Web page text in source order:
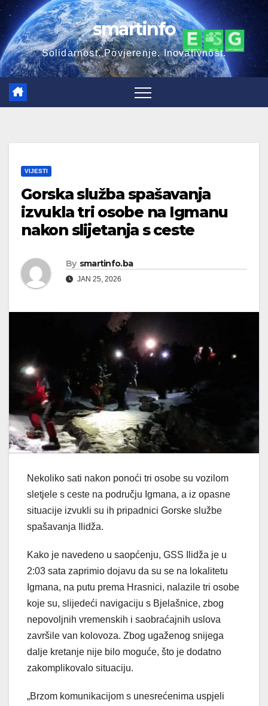
Skip
to
content
smartinfo
Solidarnost. Povjerenje. Inovativnost.
VIJESTI
Gorska služba spašavanja
izvukla tri osobe na Igmanu
nakon slijetanja s ceste
By smartinfo.ba
JAN 25, 2026
Nekoliko sati nakon ponoći tri osobe su vozilom
sletjele s ceste na području Igmana, a iz opasne
situacije izvukli su ih pripadnici Gorske službe
spašavanja Ilidža.
Kako je navedeno u saopćenju, GSS Ilidža je u
2:03 sata zaprimio dojavu da su se na lokalitetu
Igmana, na putu prema Hrasnici, nalazile tri osobe
koje su, slijedeći navigaciju s Bjelašnice, zbog
nepovoljnih vremenskih i saobraćajnih uslova
završile van kolovoza. Zbog ugaženog snijega
dalje kretanje nije bilo moguće, što je dodatno
zakomplikovalo situaciju.
„Brzom komunikacijom s unesrećenima uspjeli